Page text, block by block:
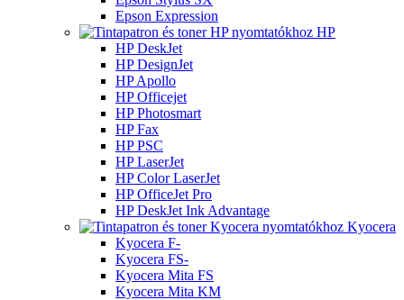
Epson Expression
HP
HP DeskJet
HP DesignJet
HP Apollo
HP Officejet
HP Photosmart
HP Fax
HP PSC
HP LaserJet
HP Color LaserJet
HP OfficeJet Pro
HP DeskJet Ink Advantage
Kyocera
Kyocera F-
Kyocera FS-
Kyocera Mita FS
Kyocera Mita KM